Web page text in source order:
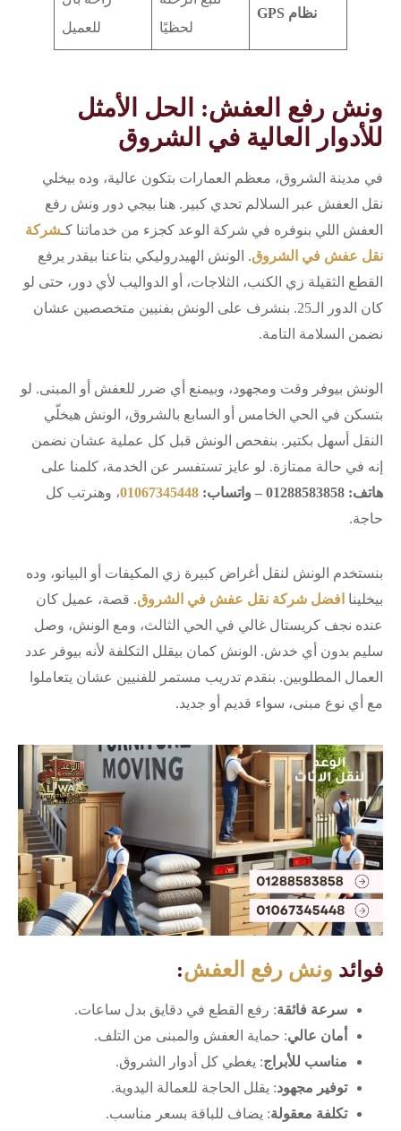
نظام GPS
لحظيًا
للعميل
ونش رفع العفش: الحل الأمثل
للأدوار العالية في الشروق
في مدينة الشروق، معظم العمارات بتكون عالية، وده بيخلي
نقل العفش عبر السلالم تحدي كبير. هنا بيجي دور ونش رفع
العفش اللي بنوفره في شركة الوعد كجزء من خدماتنا كـشركة
نقل عفش في الشروق. الونش الهيدروليكي بتاعنا بيقدر يرفع
القطع الثقيلة زي الكنب، الثلاجات، أو الدواليب لأي دور، حتى لو
كان الدور الـ25. بنشرف على الونش بفنيين متخصصين عشان
نضمن السلامة التامة.
الونش بيوفر وقت ومجهود، وبيمنع أي ضرر للعفش أو المبنى. لو
بتسكن في الحي الخامس أو السابع بالشروق، الونش هيخلّي
النقل أسهل بكتير. بنفحص الونش قبل كل عملية عشان نضمن
إنه في حالة ممتازة. لو عايز تستفسر عن الخدمة، كلمنا على
هاتف: 01288583858 – واتساب:
01067345448، وهنرتب كل
حاجة.
بنستخدم الونش لنقل أغراض كبيرة زي المكيفات أو البيانو، وده
بيخلينا افضل شركة نقل عفش في الشروق. قصة، عميل كان
عنده نجف كريستال غالي في الحي الثالث، ومع الونش، وصل
سليم بدون أي خدش. الونش كمان بيقلل التكلفة لأنه بيوفر عدد
العمال المطلوبين. بنقدم تدريب مستمر للفنيين عشان يتعاملوا
مع أي نوع مبنى، سواء قديم أو جديد.
فوائد ونش رفع العفش:
سرعة فائقة: رفع القطع في دقايق بدل ساعات.
أمان عالي: حماية العفش والمبنى من التلف.
مناسب للأبراج: يغطي كل أدوار الشروق.
توفير مجهود: يقلل الحاجة للعمالة اليدوية.
تكلفة معقولة: يضاف للباقة بسعر مناسب.